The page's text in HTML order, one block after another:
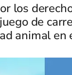
los
de
animal en